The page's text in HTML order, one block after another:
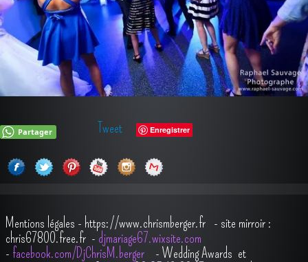
Partager Tweet Enregistrer
Mentions légales - https://www.chrismberger.fr - site mirroir :
chris67800.free.fr - djmariage67.wixsite.com
- facebook.com/DjChrisM.berger - Wedding Awards et